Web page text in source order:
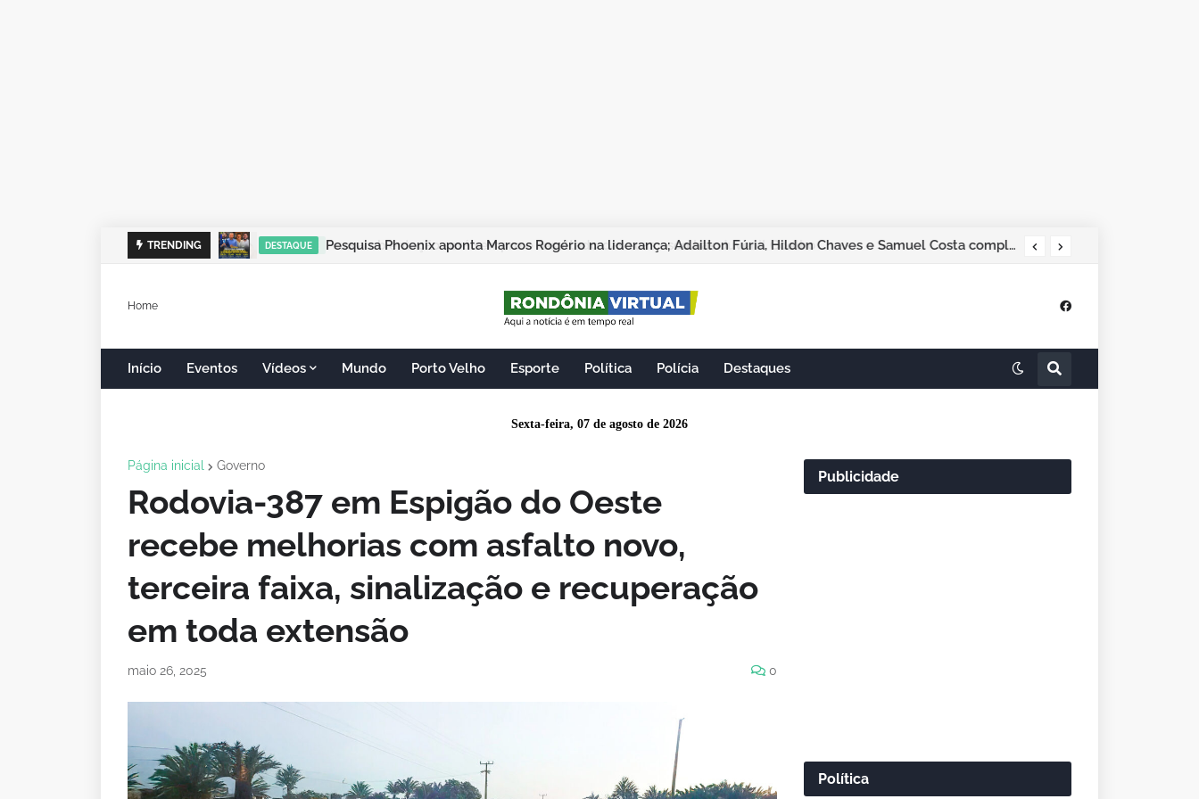
TRENDING DESTAQUE Pesquisa Phoenix aponta Marcos Rogério na liderança; Adailton Fúria, Hildon Chaves e Samuel Costa completam os quatro primeiros
Home
Início Eventos Vídeos Mundo Porto Velho Esporte Política Polícia Destaques
Sexta-feira, 07 de agosto de 2026
Página inicial Governo
Rodovia-387 em Espigão do Oeste
recebe melhorias com asfalto novo,
terceira faixa, sinalização e recuperação
em toda extensão
maio 26, 2025 0
Publicidade
Política